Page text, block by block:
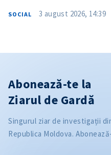
SOCIAL 3 august 2026, 14:39
Abonează-te la
Ziarul de Gardă
Singurul ziar de investigații
Republica Moldova.